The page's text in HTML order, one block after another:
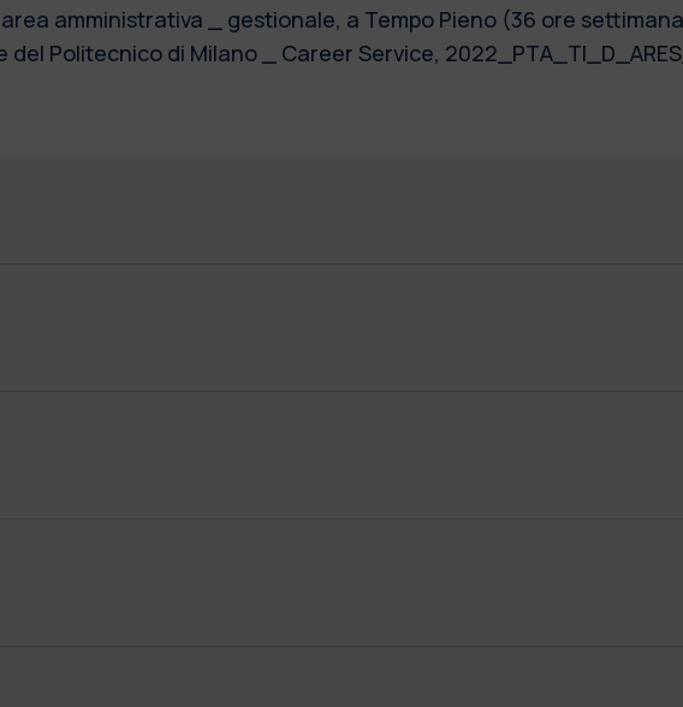
amministrativa _ gestionale, a Tempo Pieno (36 ore
del Politecnico di Milano _ Career Service,